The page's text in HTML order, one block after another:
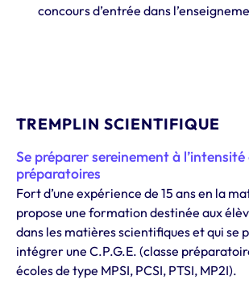
concours d’entrée dans
TREMPLIN SCIENTIFIQUE
Se préparer sereinement à l’intensité
préparatoires
Fortd’une expérience de 15 ansen la
propose une formation destinée aux
dans les matièresscientifiquesetqui se
intégrerune C.P.G.E. (classe
écolesde type MPSI, PCSI, PTSI, MP2I).